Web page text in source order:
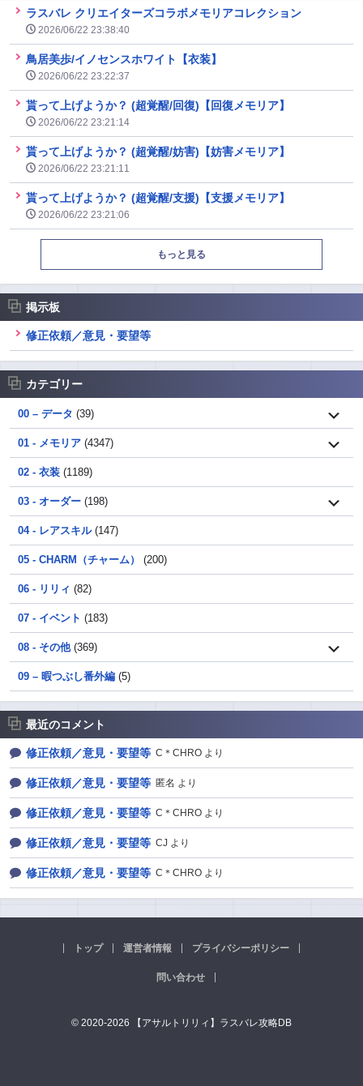
ラスバレ クリエイターズコラボメモリアコレクション
2026/06/22 23:38:40
鳥居美歩/イノセンスホワイト【衣装】
2026/06/22 23:22:37
貰って上げようか？ (超覚醒/回復)【回復メモリア】
2026/06/22 23:21:14
貰って上げようか？ (超覚醒/妨害)【妨害メモリア】
2026/06/22 23:21:11
貰って上げようか？ (超覚醒/支援)【支援メモリア】
2026/06/22 23:21:06
もっと見る
掲示板
修正依頼／意見・要望等
カテゴリー
00 – データ (39)
01 - メモリア (4347)
02 - 衣装 (1189)
03 - オーダー (198)
04 - レアスキル(147)
05 - CHARM（チャーム） (200)
06 - リリィ (82)
07 - イベント (183)
08 - その他(369)
09 – 暇つぶし番外編 (5)
最近のコメント
修正依頼／意見・要望等 C＊CHRO より
修正依頼／意見・要望等 匿名 より
修正依頼／意見・要望等 C＊CHRO より
修正依頼／意見・要望等 CJ より
修正依頼／意見・要望等 C＊CHRO より
トップ 運営者情報 プライバシーポリシー
問い合わせ
© 2020-2026 【アサルトリリィ】ラスバレ攻略DB